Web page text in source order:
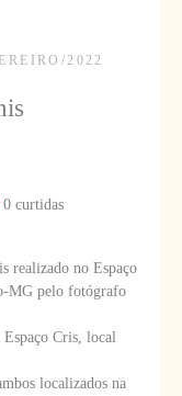
2022
0curtidas
realizado no Espaço
MG pelo fotógrafo
Cris, local
localizados na